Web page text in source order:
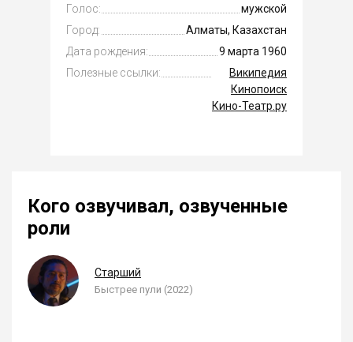
Голос:
мужской
Город:
Алматы, Казахстан
Дата рождения:
9 марта 1960
Полезные ссылки:
Википедия
Кинопоиск
Кино-Театр.ру
Кого озвучивал, озвученные
роли
Старший
Быстрее пули (2022)